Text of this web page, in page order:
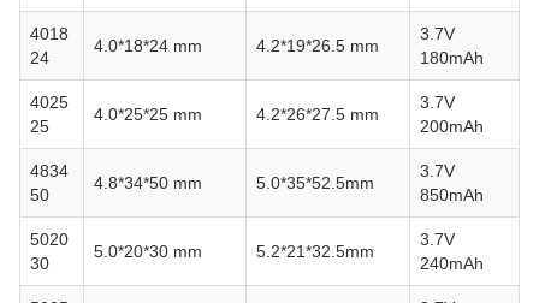
4018
24
4.0*18*24 mm 4.2*19*26.5 mm
3.7V
180mAh
4025
25
4.0*25*25 mm 4.2*26*27.5 mm
3.7V
200mAh
4834
50
4.8*34*50 mm 5.0*35*52.5mm
3.7V
850mAh
5020
30
5.0*20*30 mm 5.2*21*32.5mm
3.7V
240mAh